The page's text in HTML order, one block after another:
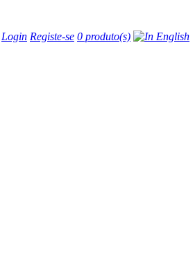
Login Registe-se 0 produto(s)